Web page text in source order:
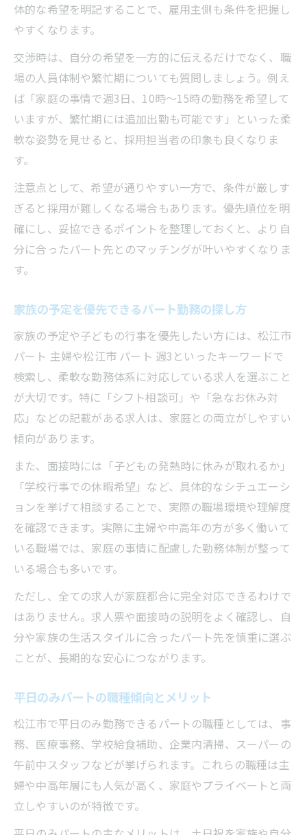
体的な希望を明記することで、雇用主側も条件を把握し
やすくなります。
交渉時は、自分の希望を一方的に伝えるだけでなく、職
場の人員体制や繁忙期についても質問しましょう。例え
ば「家庭の事情で週3日、10時〜15時の勤務を希望して
いますが、繁忙期には追加出勤も可能です」といった柔
軟な姿勢を見せると、採用担当者の印象も良くなりま
す。
注意点として、希望が通りやすい一方で、条件が厳しす
ぎると採用が難しくなる場合もあります。優先順位を明
確にし、妥協できるポイントを整理しておくと、より自
分に合ったパート先とのマッチングが叶いやすくなりま
す。
家族の予定を優先できるパート勤務の探し方
家族の予定や子どもの行事を優先したい方には、松江市
パート 主婦や松江市 パート 週3といったキーワードで
検索し、柔軟な勤務体系に対応している求人を選ぶこと
が大切です。特に「シフト相談可」や「急なお休み対
応」などの記載がある求人は、家庭との両立がしやすい
傾向があります。
また、面接時には「子どもの発熱時に休みが取れるか」
「学校行事での休暇希望」など、具体的なシチュエーシ
ョンを挙げて相談することで、実際の職場環境や理解度
を確認できます。実際に主婦や中高年の方が多く働いて
いる職場では、家庭の事情に配慮した勤務体制が整って
いる場合も多いです。
ただし、全ての求人が家庭都合に完全対応できるわけで
はありません。求人票や面接時の説明をよく確認し、自
分や家族の生活スタイルに合ったパート先を慎重に選ぶ
ことが、長期的な安心につながります。
平日のみパートの職種傾向とメリット
松江市で平日のみ勤務できるパートの職種としては、事
務、医療事務、学校給食補助、企業内清掃、スーパーの
午前中スタッフなどが挙げられます。これらの職種は主
婦や中高年層にも人気が高く、家庭やプライベートと両
立しやすいのが特徴です。